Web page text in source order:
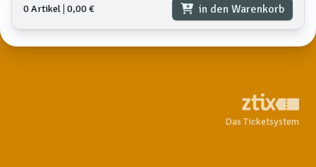
0 Artikel 0,00 € in den Warenkorb
Das Ticketsystem